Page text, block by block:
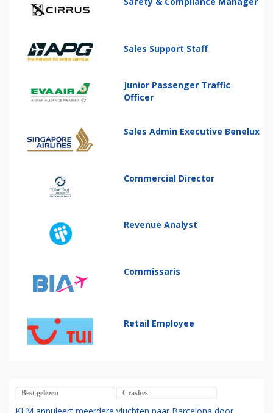
Sales Support Staff
Junior Passenger Traffic
Officer
Sales Admin Executive Benelux
Commercial Director
Revenue Analyst
Commissaris
Retail Employee
Best gelezen Crashes